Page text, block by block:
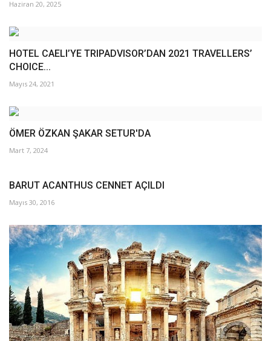
Haziran 20, 2025
HOTEL CAELI’YE TRIPADVISOR’DAN 2021 TRAVELLERS’
CHOICE...
Mayıs 24, 2021
ÖMER ÖZKAN ŞAKAR SETUR'DA
Mart 7, 2024
BARUT ACANTHUS CENNET AÇILDI
Mayıs 30, 2016